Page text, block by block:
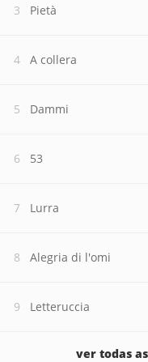
Pietà
A collera
Dammi
53
Lurra
Alegria di l'omi
Letteruccia
ver todas